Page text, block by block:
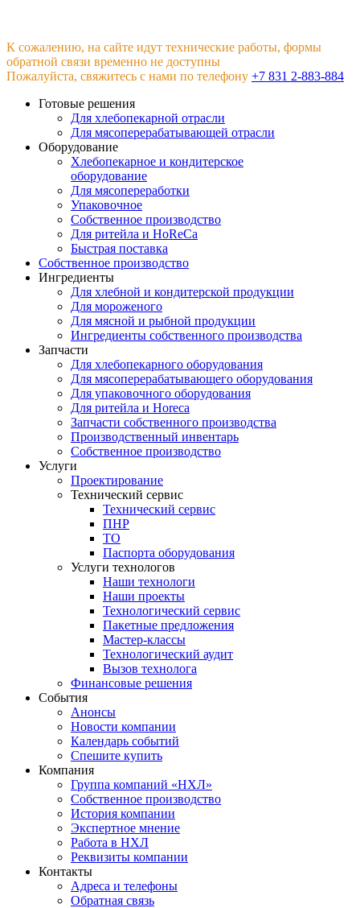
К сожалению, на сайте идут технические работы, формы
обратной связи временно не доступны
Пожалуйста, свяжитесь с нами по телефону +7 831 2-883-884
Готовые решения
Для хлебопекарной отрасли
Для мясоперерабатывающей отрасли
Оборудование
Хлебопекарное и кондитерское
оборудование
Для мясопереработки
Упаковочное
Собственное производство
Для ритейла и HoReCa
Быстрая поставка
Собственное производство
Ингредиенты
Для хлебной и кондитерской продукции
Для мороженого
Для мясной и рыбной продукции
Ингредиенты собственного производства
Запчасти
Для хлебопекарного оборудования
Для мясоперерабатывающего оборудования
Для упаковочного оборудования
Для ритейла и Horeca
Запчасти собственного производства
Производственный инвентарь
Собственное производство
Услуги
Проектирование
Технический сервис
Технический сервис
ПНР
ТО
Паспорта оборудования
Услуги технологов
Наши технологи
Наши проекты
Технологический сервис
Пакетные предложения
Мастер-классы
Технологический аудит
Вызов технолога
Финансовые решения
События
Анонсы
Новости компании
Календарь событий
Спешите купить
Компания
Группа компаний «НХЛ»
Собственное производство
История компании
Экспертное мнение
Работа в НХЛ
Реквизиты компании
Контакты
Адреса и телефоны
Обратная связь